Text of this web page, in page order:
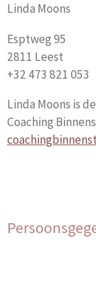
Linda Moons
Esptweg 95
2811 Leest
+32 473 821 053
Linda Moons is
Coaching